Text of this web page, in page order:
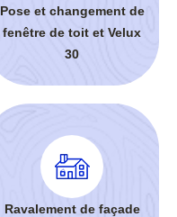
Pose et changement de
fenêtre de toit et Velux
30
Ravalement de façade